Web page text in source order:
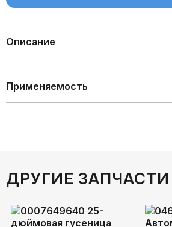
Описание
Применяемость
ДРУГИЕ ЗАПЧАСТИ